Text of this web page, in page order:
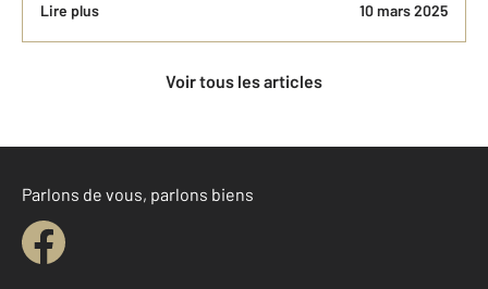
Lire plus 10 mars 2025
Voir tous les articles
Parlons de vous, parlons biens